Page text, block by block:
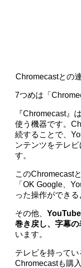
Chromecastとの
7つめは「
『Chromecast』
使う機器です。
続することで、
ンテンツをテレ
す。
このChromecast
「OK Google、
った操作ができる
その他、
巻き戻し、字幕
います。
テレビを持って
Chromecastも購